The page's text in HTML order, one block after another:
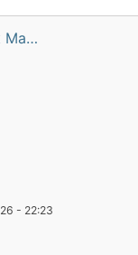
Ма…
- 22:23